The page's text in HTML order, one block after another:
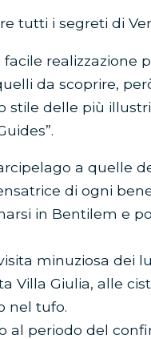
tutti i segreti di
realizzazione
da scoprire,
stile delle più
a quelle
di ogni
in Bentilem e
minuziosa dei
Villa Giulia, alle
nel tufo.
al periodo del